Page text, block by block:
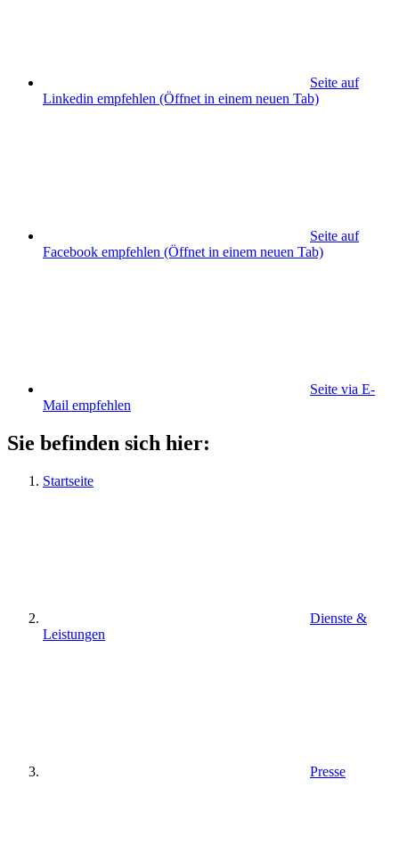
Seite auf
Linkedin empfehlen (Öffnet in einem neuen Tab)
Seite auf
Facebook empfehlen (Öffnet in einem neuen Tab)
Seite via E-
Mail empfehlen
Sie befinden sich hier:
Startseite
Dienste &
Leistungen
Presse